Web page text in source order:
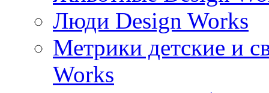
Люди Design Works
Метрики детские и
Works